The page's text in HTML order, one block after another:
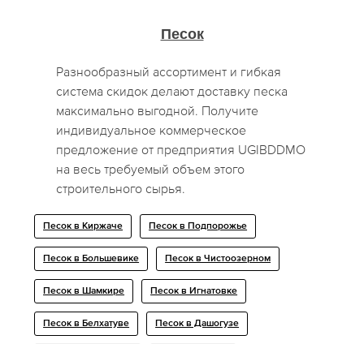
Песок
Разнообразный ассортимент и гибкая
система скидок делают доставку песка
максимально выгодной. Получите
индивидуальное коммерческое
предложение от предприятия UGIBDDMO
на весь требуемый объем этого
строительного сырья.
Песок в Киржаче Песок в Подпорожье
Песок в Большевике Песок в Чистоозерном
Песок в Шамкире Песок в Игнатовке
Песок в Белхатуве Песок в Дашогузе